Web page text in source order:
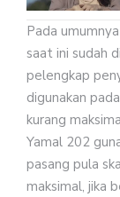
Pada
saat ini sudah
pelengkap
digunakan
kurang
Yamal 202
pasang pula
maksimal, jika